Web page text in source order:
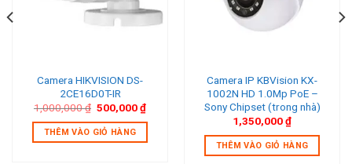
Camera HIKVISION DS-
2CE16D0T-IR
1,000,000₫ Giá
là:
1,000,000 ₫.
500,000₫Giá
tại
THÊM VÀO GIỎ HÀNG
Camera IP KBVision KX-
1002N HD 1.0Mp PoE –
Sony Chipset (trong nhà)
1,350,000₫
THÊM VÀO GIỎ HÀNG